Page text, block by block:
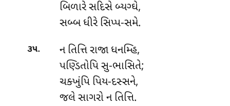
બિળારે સદિસે બ્યગ્ઘે,
સબ્બ ધીરે સિપ્પ-સમે.
૩૫.
ન તિત્તિ રાજા ધનમ્હિ,
પણ્ડિતોપિ સુ-ભાસિતે;
ચક્ખુંપિ પિય-દસ્સને,
જલે સાગરો ન તિત્તિ.